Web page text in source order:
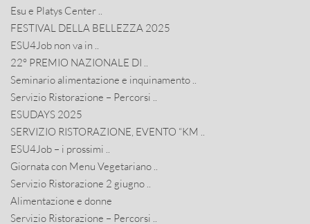
Esu e Platys Center ..
FESTIVAL DELLA BELLEZZA 2025
ESU4Job non va in ..
22° PREMIO NAZIONALE DI ..
Seminario alimentazione e inquinamento ..
Servizio Ristorazione – Percorsi ..
ESUDAYS 2025
SERVIZIO RISTORAZIONE, EVENTO “KM ..
ESU4Job – i prossimi ..
Giornata con Menu Vegetariano ..
Servizio Ristorazione 2 giugno ..
Alimentazione e donne
Servizio Ristorazione – Percorsi ..